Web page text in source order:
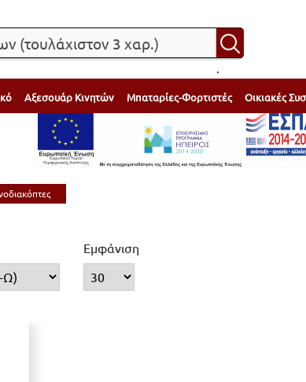
.
Αξεσουάρ Κινητών Μπαταρίες-Φορτιστές Οικιακές
Εμφάνιση